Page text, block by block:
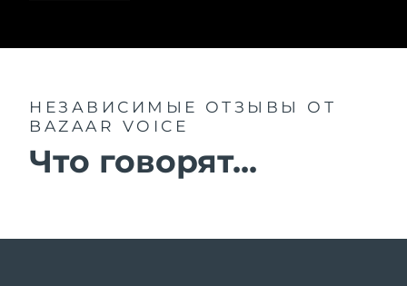
НЕЗАВИСИМЫЕ ОТЗЫВЫ
ОТ
BAZAAR VOICE
Что говорят...